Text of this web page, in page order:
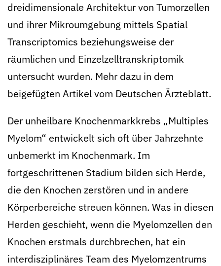
dreidimensionale Architektur von Tumorzellen
und ihrer Mikroumgebung mittels Spatial
Transcriptomics beziehungsweise der
räumlichen und Einzelzelltranskriptomik
untersucht wurden. Mehr dazu in dem
beigefügten Artikel vom Deutschen Ärzteblatt.
Der unheilbare Knochenmarkkrebs „Multiples
Myelom“ entwickelt sich oft über Jahrzehnte
unbemerkt im Knochenmark. Im
fortgeschrittenen Stadium bilden sich Herde,
die den Knochen zerstören und in andere
Körperbereiche streuen können. Was in diesen
Herden geschieht, wenn die Myelomzellen den
Knochen erstmals durchbrechen, hat ein
interdisziplinäres Team des Myelomzentrums